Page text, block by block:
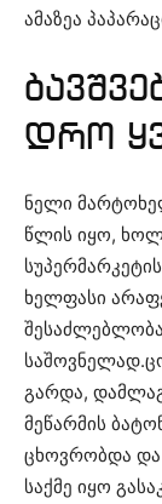
ამაზეა
დრო
ნელი
წლის იყო,
ხელფასი
გარდა,
მეწარმის
ცხოვრობდა და
საქმე იყო